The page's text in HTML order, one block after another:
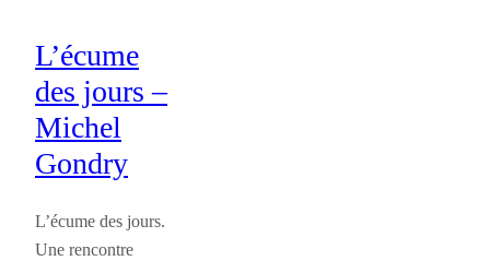
L’écume
des jours –
Michel
Gondry
L’écume des jours.
Une rencontre